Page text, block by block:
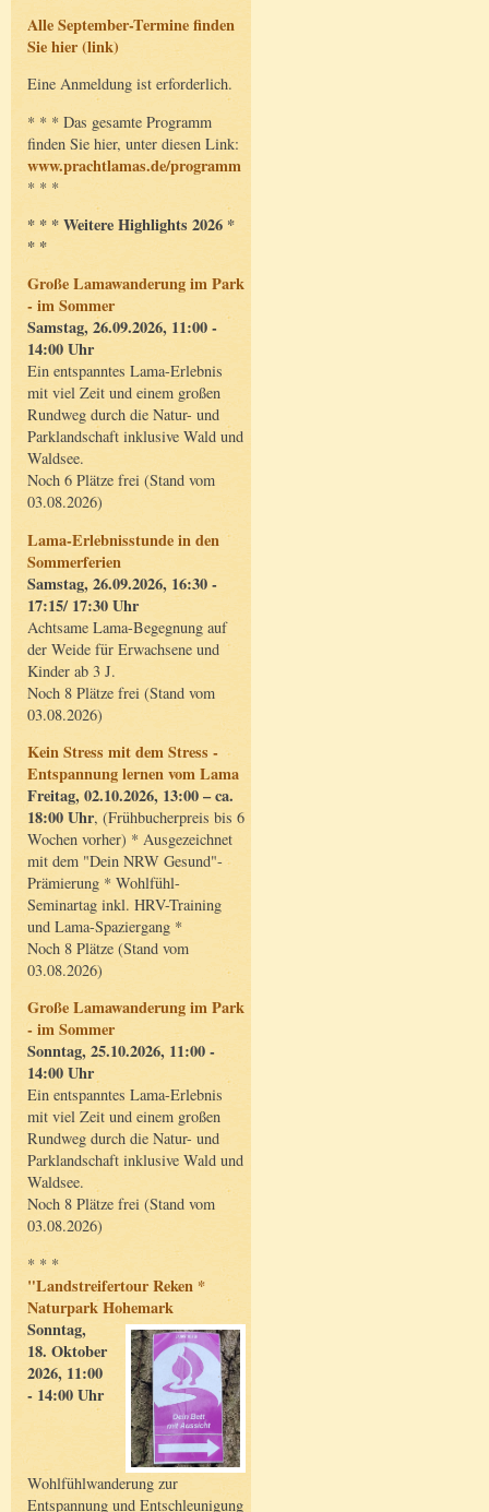
Alle September-Termine finden
Sie hier (link)
Eine Anmeldung ist erforderlich.
* * * Das gesamte Programm
finden Sie hier, unter diesen Link:
www.prachtlamas.de/programm
* * *
* * * Weitere Highlights 2026 *
* *
Große Lamawanderung im Park
- im Sommer
Samstag, 26.09.2026, 11:00 -
14:00 Uhr
Ein entspanntes Lama-Erlebnis
mit viel Zeit und einem großen
Rundweg durch die Natur- und
Parklandschaft inklusive Wald und
Waldsee.
Noch 6 Plätze frei (Stand vom
03.08.2026)
Lama-Erlebnisstunde in den
Sommerferien
Samstag, 26.09.2026, 16:30 -
17:15/ 17:30 Uhr
Achtsame Lama-Begegnung auf
der Weide für Erwachsene und
Kinder ab 3 J.
Noch 8 Plätze frei (Stand vom
03.08.2026)
Kein Stress mit dem Stress -
Entspannung lernen vom Lama
Freitag, 02.10.2026, 13:00 – ca.
18:00 Uhr, (Frühbucherpreis bis 6
Wochen vorher) * Ausgezeichnet
mit dem "Dein NRW Gesund"-
Prämierung * Wohlfühl-
Seminartag inkl. HRV-Training
und Lama-Spaziergang *
Noch 8 Plätze (Stand vom
03.08.2026)
Große Lamawanderung im Park
- im Sommer
Sonntag, 25.10.2026, 11:00 -
14:00 Uhr
Ein entspanntes Lama-Erlebnis
mit viel Zeit und einem großen
Rundweg durch die Natur- und
Parklandschaft inklusive Wald und
Waldsee.
Noch 8 Plätze frei (Stand vom
03.08.2026)
* * *
"Landstreifertour Reken *
Naturpark Hohemark
Sonntag,
18. Oktober
2026, 11:00
- 14:00 Uhr
Wohlfühlwanderung zur
Entspannung und Entschleunigung